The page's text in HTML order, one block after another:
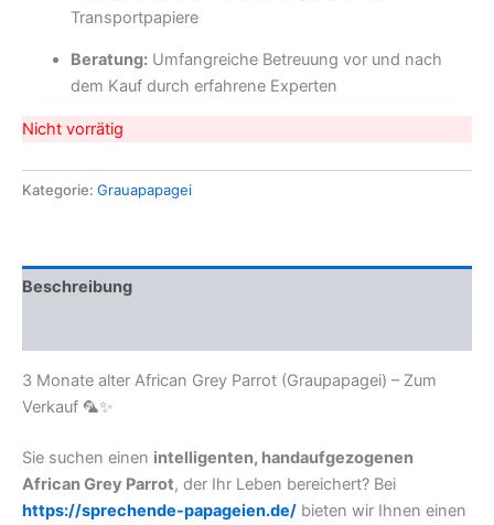
Transportpapiere
Beratung:Umfangreiche Betreuung vor und nach
dem Kauf durch erfahrene Experten
Nicht vorrätig
Kategorie: Grauapapagei
Beschreibung
3 Monate alter African Grey Parrot (Graupapagei) – Zum
Verkauf 🦜✨
Sie suchen einen intelligenten, handaufgezogenen
African Grey Parrot, der Ihr Leben bereichert? Bei
https://sprechende-papageien.de/ bieten wir Ihnen einen